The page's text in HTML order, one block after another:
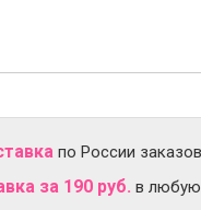
по России
за 190 руб. в любую